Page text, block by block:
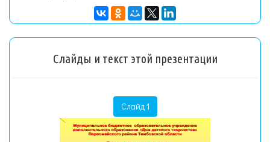
Слайды и текст этой презентации
Слайд 1